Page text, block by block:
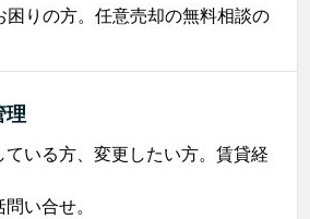
りの方。任意売却の無料相談の
理
いる方、変更したい方。賃貸経
い合せ。